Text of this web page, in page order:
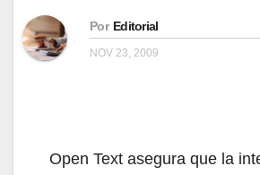
Por Editorial
NOV 23, 2009
Open Text asegura que la